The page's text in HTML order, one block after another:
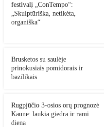
festivalį „ConTempo“:
„Skulptūriška, netikėta,
organiška“
Brusketos su saulėje
prinokusiais pomidorais ir
bazilikais
Rugpjūčio 3-osios orų prognozė
Kaune: laukia giedra ir rami
diena